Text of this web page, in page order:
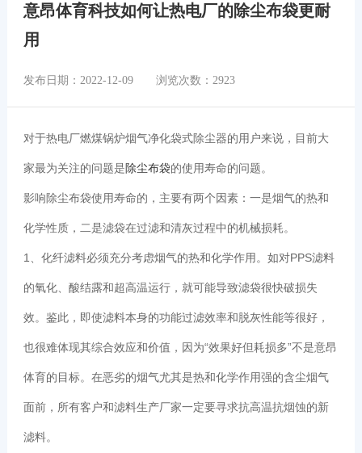
意昂体育科技如何让热电厂的除尘布袋更耐
用
发布日期：2022-12-09 浏览次数：2923
对于热电厂燃煤锅炉烟气净化袋式除尘器的用户来说，目前大
家最为关注的问题是除尘布袋的使用寿命的问题。
影响除尘布袋使用寿命的，主要有两个因素：一是烟气的热和
化学性质，二是滤袋在过滤和清灰过程中的机械损耗。
1、化纤滤料必须充分考虑烟气的热和化学作用。如对PPS滤料
的氧化、酸结露和超高温运行，就可能导致滤袋很快破损失
效。鉴此，即使滤料本身的功能过滤效率和脱灰性能等很好，
也很难体现其综合效应和价值，因为“效果好但耗损多”不是意昂
体育的目标。在恶劣的烟气尤其是热和化学作用强的含尘烟气
面前，所有客户和滤料生产厂家一定要寻求抗高温抗烟蚀的新
滤料。